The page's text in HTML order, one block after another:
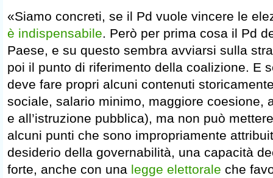
«Siamo concreti, se il Pd vuole vincere le
è indispensabile . Però per prima cosa il Pd
Paese, e su questo sembra avviarsi sulla
poi il punto di riferimento della coalizione. E
deve fare propri alcuni contenuti
sociale, salario minimo, maggiore coesione,
e all’istruzione pubblica), ma non può
alcuni punti che sono impropriamente
desiderio della governabilità, una capacità
forte, anche con una legge elettorale che